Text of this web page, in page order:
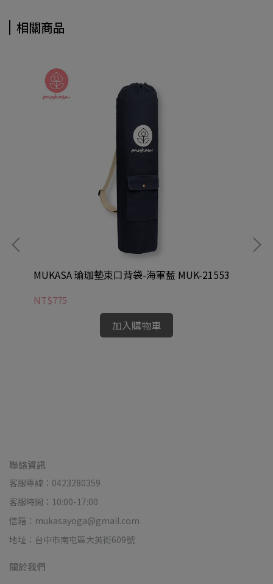
相關商品
MUKASA 瑜珈墊束口背袋-海軍藍 MUK-21553
NT$775
加入購物車
聯絡資訊
客服專線：0423280359
客服時間：10:00-17:00
信箱：mukasayoga@gmail.com
地址：台中市南屯區大英街609號
關於我們